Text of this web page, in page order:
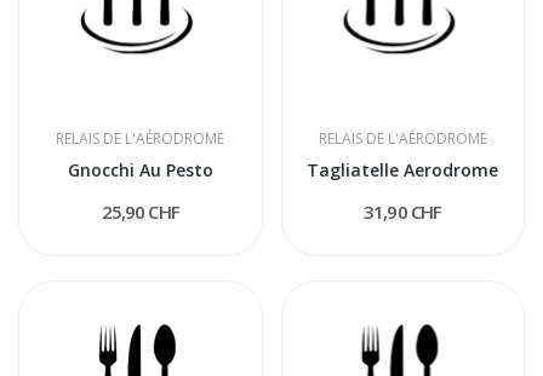
RELAIS DE L'AÉRODROME
Gnocchi Au Pesto
25,90 CHF
RELAIS DE L'AÉRODROME
Tagliatelle Aerodrome
31,90 CHF